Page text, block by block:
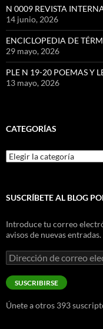
N 0009 REVISTA
14 junio, 2026
ENCICLOPEDIA DE
29 mayo, 2026
PLE N 19-20 POEMAS Y
13 mayo, 2026
CATEGORÍAS
Categorías
SUSCRÍBETE AL BLOG
Introduce tu correo
avisos de nuevas entradas.
Dirección
de
correo
electrónico
SUSCRIBIRSE
Únete a otros 393